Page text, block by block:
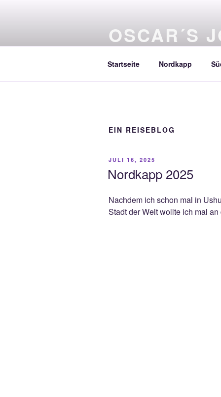
OSCAR´S
Startseite Nordkapp
EIN REISEBLOG
VERÖFFENTLICHT
JULI 16, 2025
Nordkapp 2025
Nachdem ich schon mal in
Stadt der Welt wollte ich mal